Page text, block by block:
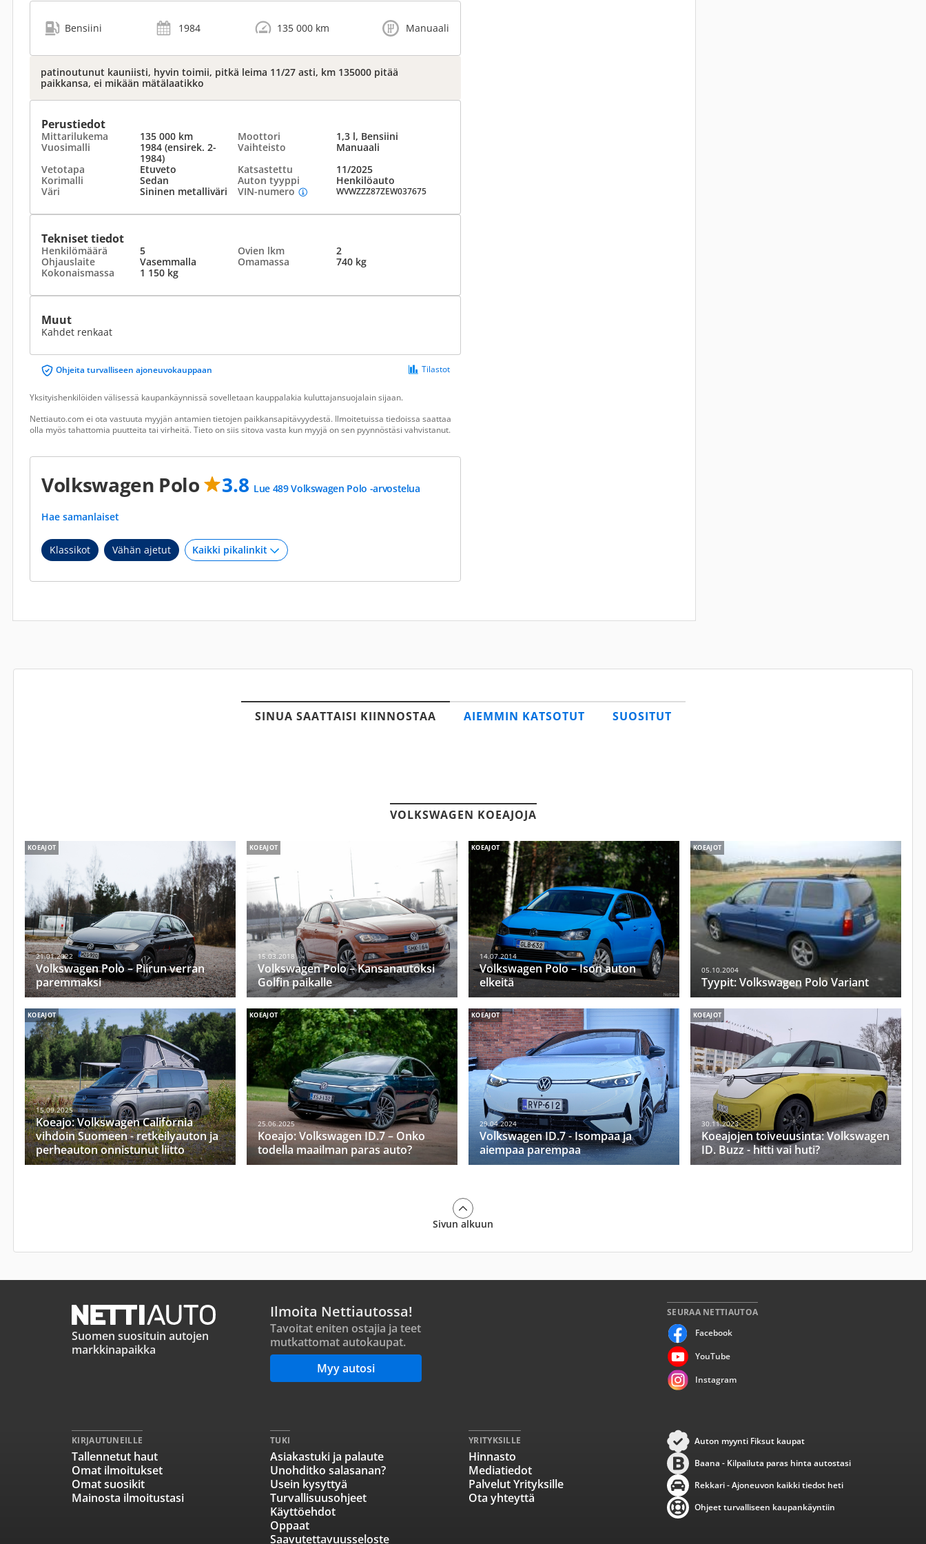
Bensiini 1984 135 000 km Manuaali
patinoutunut kauniisti, hyvin toimii, pitkä leima 11/27 asti, km 135000 pitää
paikkansa, ei mikään mätälaatikko
Perustiedot
Mittarilukema 135 000 km Moottori
1,3 l, Bensiini
Vuosimalli
1984 (ensirek. 2-
1984)
Vaihteisto
Manuaali
Vetotapa
Etuveto Katsastettu
11/2025
Korimalli
Sedan Auton tyyppi
Henkilöauto
Väri
Sininen metalliväri VIN-numero WVWZZZ87ZEW037675
Tekniset tiedot
Henkilömäärä 5 Ovien lkm
2
Ohjauslaite
Vasemmalla Omamassa
740 kg
Kokonaismassa
1 150 kg
Muut
Kahdet renkaat
Ohjeita turvalliseen ajoneuvokauppaan Tilastot
Yksityishenkilöiden välisessä kaupankäynnissä sovelletaan kauppalakia kuluttajansuojalain sijaan.
Nettiauto.com ei ota vastuuta myyjän antamien tietojen paikkansapitävyydestä. Ilmoitetuissa tiedoissa saattaa
olla myös tahattomia puutteita tai virheitä. Tieto on siis sitova vasta kun myyjä on sen pyynnöstäsi vahvistanut.
Volkswagen Polo 3.8 Lue 489 Volkswagen Polo -arvostelua
Hae samanlaiset
Klassikot Vähän ajetut
SINUA SAATTAISI KIINNOSTAA AIEMMIN KATSOTUT SUOSITUT
VOLKSWAGEN KOEAJOJA
KOEAJOT
21.01.2022
Volkswagen Polo – Piirun verran
paremmaksi
KOEAJOT
15.03.2018
Volkswagen Polo – Kansanautoksi
Golfin paikalle
KOEAJOT
14.07.2014
Volkswagen Polo – Ison auton
elkeitä
KOEAJOT
05.10.2004
Tyypit: Volkswagen Polo Variant
KOEAJOT
15.09.2025
Koeajo: Volkswagen California
vihdoin Suomeen - retkeilyauton ja
perheauton onnistunut liitto
KOEAJOT
25.06.2025
Koeajo: Volkswagen ID.7 – Onko
todella maailman paras auto?
KOEAJOT
29.04.2024
Volkswagen ID.7 - Isompaa ja
aiempaa parempaa
KOEAJOT
30.11.2023
Koeajojen toiveuusinta: Volkswagen
ID. Buzz - hitti vai huti?
Sivun alkuun
Suomen suosituin autojen
markkinapaikka
Ilmoita Nettiautossa!
Tavoitat eniten ostajia ja teet
mutkattomat autokaupat.
Myy autosi
SEURAA NETTIAUTOA
Facebook
YouTube
Instagram
KIRJAUTUNEILLE
Tallennetut haut
Omat ilmoitukset
Omat suosikit
Mainosta ilmoitustasi
TUKI
Asiakastuki ja palaute
Unohditko salasanan?
Usein kysyttyä
Turvallisuusohjeet
Käyttöehdot
Oppaat
Saavutettavuusseloste
YRITYKSILLE
Hinnasto
Mediatiedot
Palvelut Yrityksille
Ota yhteyttä
Auton myynti Fiksut kaupat
Baana - Kilpailuta paras hinta autostasi
Rekkari - Ajoneuvon kaikki tiedot heti
Ohjeet turvalliseen kaupankäyntiin